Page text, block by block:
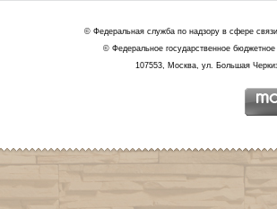
© Федеральная служба по надзору в сфере
© Федеральное государственное
107553, Москва, ул. Большая